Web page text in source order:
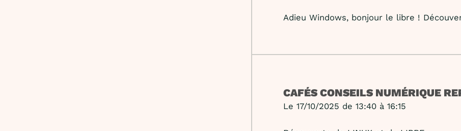
Adieu Windows, bonjour le libre !
CAFÉS CONSEILS NUMÉRIQUE
Le 17/10/2025 de 13:40 à 16:15